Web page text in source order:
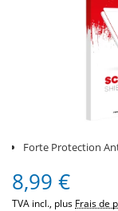
Forte Protection
8,99 €
TVA incl., plus Frais de